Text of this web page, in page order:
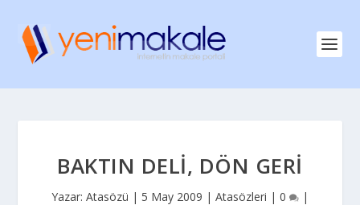
BAKTIN DELI, DÖN GERI
Yazar: Atasözü | 5 May 2009 | Atasözleri | 0 |